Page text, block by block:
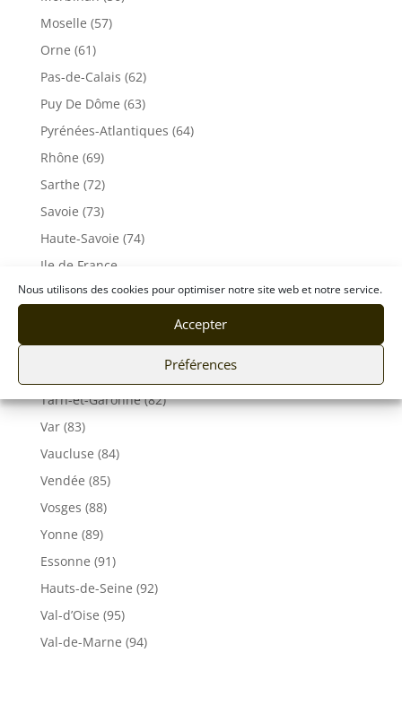
Nous utilisons des cookies pour optimiser notre site web et notre service.
Accepter
Préférences
Moselle (57)
Orne (61)
Pas-de-Calais (62)
Puy De Dôme (63)
Pyrénées-Atlantiques (64)
Rhône (69)
Sarthe (72)
Savoie (73)
Haute-Savoie (74)
Ile de France
Seine-Maritime (76)
Somme (80)
Tarn-et-Garonne (82)
Var (83)
Vaucluse (84)
Vendée (85)
Vosges (88)
Yonne (89)
Essonne (91)
Hauts-de-Seine (92)
Val-d’Oise (95)
Val-de-Marne (94)